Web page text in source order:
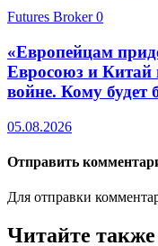
Futures Broker0
«Европейцам
Евросоюз и Китай
войне. Кому будет
05.08.2026
Отправить
Для отправки
Читайте также